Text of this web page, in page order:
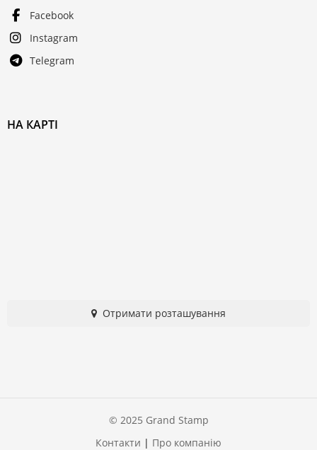
Facebook
Instagram
Telegram
НА КАРТІ
Отримати розташування
© 2025 Grand Stamp
Контакти | Про компанію